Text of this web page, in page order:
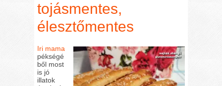
tojásmentes,
élesztőmentes
Iri mama
pékségé
ből most
is jó
illatok